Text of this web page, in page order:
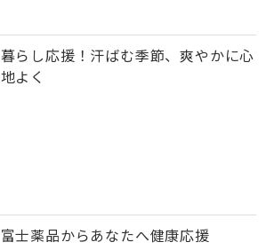
暮らし応援！汗ばむ季節、爽やかに心
地よく
富士薬品からあなたへ健康応援